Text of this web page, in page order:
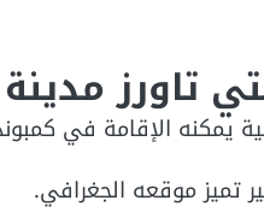
تاورز
يمكنه الإقامة في
تميز موقعه الجغرافي.